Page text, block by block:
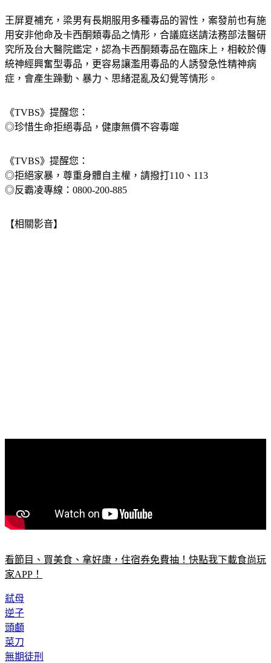
王屏夏補充，梁男有長期服用多種毒品的習性，案發前也有施
用安非他命及卡西酮類毒品之情形，合議庭送請法務部法醫研
究所及台大醫院鑑定，認為卡西酮類毒品在臨床上，相較於傳
統神經興奮型毒品，更容易讓濫用毒品的人誘發急性精神病
症，會產生躁動、暴力、思緒混亂及幻覺等情形。
《TVBS》提醒您：
◎珍惜生命拒絕毒品，健康無價不容毒噬
《TVBS》提醒您：
◎拒絕家暴，尊重身體自主權，請撥打110、113
◎反霸凌專線：0800-200-885
【相關影音】
看節目、買美食、拿好康，住宿券免費抽！快點我下載食尚玩
家APP！
弒母
逆子
頭顱
菜刀
無期徒刑